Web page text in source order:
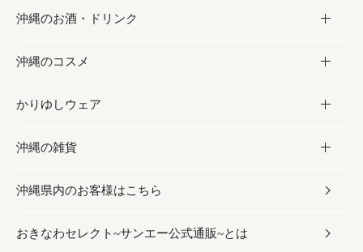
海産物
沖縄料理
沖縄そば／乾麺
レトルト食品
乾物／粉類
砂糖／黒砂糖
塩
お酢／ドレッシング
しょうゆ
みそ
だし／スパイス／島唐辛子
お菓子
黒糖
ちんすこう
伝統菓子
スナック
おつまみ
沖縄のお酒・ドリンク
お酒・ドリンク
泡盛
ビール・チューハイ
ワイン・ウィスキー・カクテル
ドリンク
沖縄のコスメ
コスメ
スキンケア
ボディケア
ヘアケア
かりゆしウェア
かりゆしウェア
メンズ
レディース
沖縄の雑貨
雑貨
沖縄ファッション
沖縄県内のお客様はこちら
おきなわセレクト~サンエー公式通販~とは